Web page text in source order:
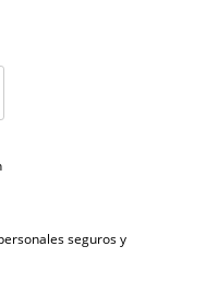
seguros y